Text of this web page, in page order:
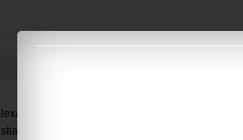
erau gata gata sa ii faca anastasiei
ce presupune inca dumnezeu ne.a scos on